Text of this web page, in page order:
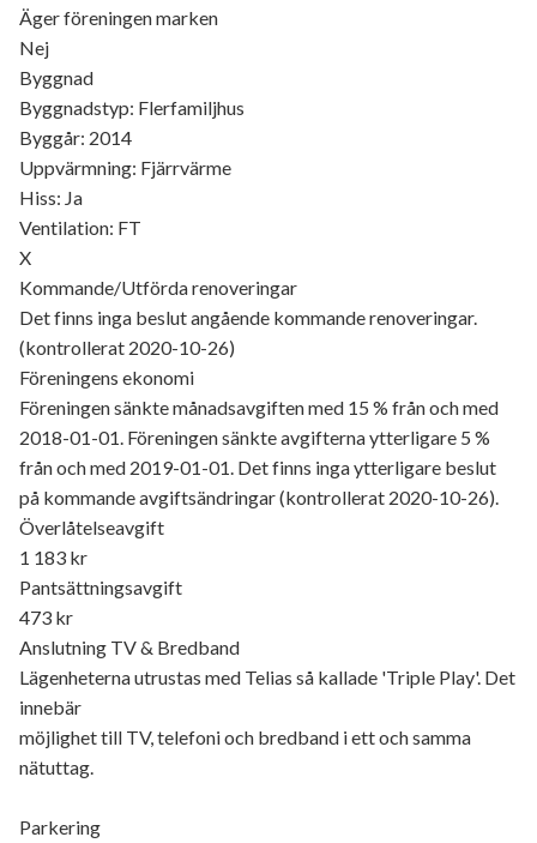
Äger föreningen marken
Nej
Byggnad
Byggnadstyp: Flerfamiljhus
Byggår: 2014
Uppvärmning: Fjärrvärme
Hiss: Ja
Ventilation: FT
X
Kommande/Utförda renoveringar
Det finns inga beslut angående kommande renoveringar.
(kontrollerat 2020-10-26)
Föreningens ekonomi
Föreningen sänkte månadsavgiften med 15 % från och med
2018-01-01. Föreningen sänkte avgifterna ytterligare 5 %
från och med 2019-01-01. Det finns inga ytterligare beslut
på kommande avgiftsändringar (kontrollerat 2020-10-26).
Överlåtelseavgift
1 183 kr
Pantsättningsavgift
473 kr
Anslutning TV & Bredband
Lägenheterna utrustas med Telias så kallade 'Triple Play'. Det
innebär
möjlighet till TV, telefoni och bredband i ett och samma
nätuttag.
Parkering